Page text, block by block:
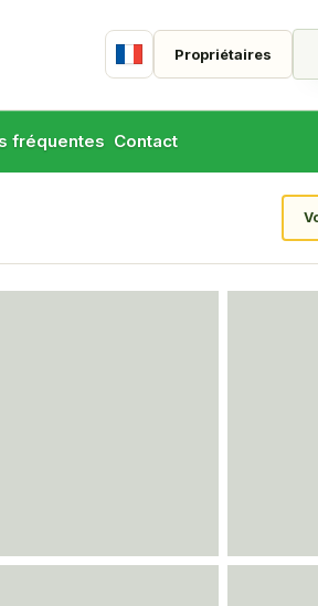
French Propriétaires
fréquentes Contact